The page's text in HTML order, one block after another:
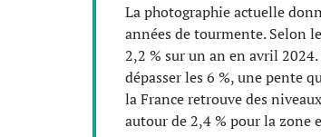
La photographie actuelle
années de tourmente. Selon
2,2 % sur un an en avril
dépasser les 6 %, une pente
la France retrouve des
autour de 2,4 % pour la zone